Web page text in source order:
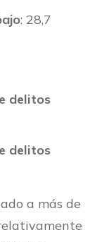
: 28,7
delitos
delitos
a más de